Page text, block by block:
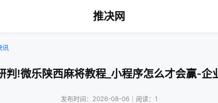
推决网
讯
判!微乐陕西麻将教程_小程序怎么才会赢-企
发布时间：2026-08-06｜阅读：1